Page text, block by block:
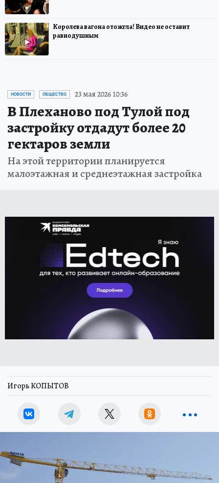
Королева вагона отожгла! Видео не оставит
равнодушным
НОВОСТИ ОБЩЕСТВО 23 мая 2026 10:36
В Плеханово под Тулой под
застройку отдадут более 20
гектаров земли
На этой территории планируется
малоэтажная и среднеэтажная застройка
Игорь КОПЫТОВ